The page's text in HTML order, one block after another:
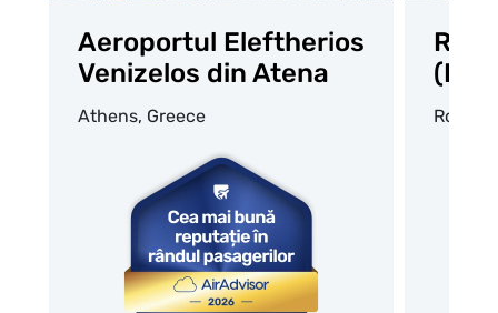
Aeroportul Eleftherios
Venizelos din Atena
Athens, Greece Rome,